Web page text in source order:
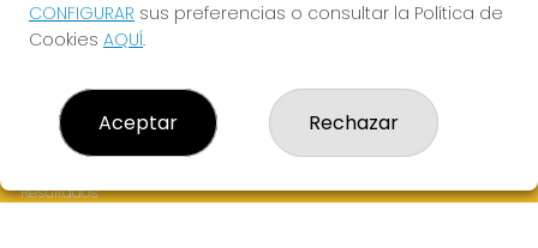
LOTERÍA EL CARPÍN DORADO
¿Quiénes somos?
Resultados
CONFIGURAR sus preferencias o consultar la Política de
Cookies AQUÍ.
Aceptar Rechazar